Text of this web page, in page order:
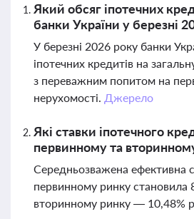
Який обсяг іпотечних
банки України у березні
У березні 2026 року банки
іпотечних кредитів на
з переважним попитом на
нерухомості. Джерело
Які ставки іпотечного
первинному та
Середньозважена ефективна
первинному ринку становила
вторинному ринку — 10,48%